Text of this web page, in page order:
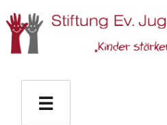
Stiftung Ev.
☰